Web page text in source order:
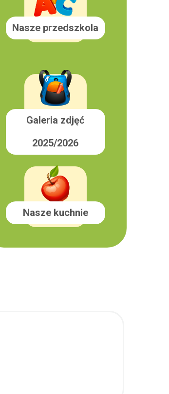
Nasze przedszkola
Galeria zdjęć
2025/2026
Nasze kuchnie